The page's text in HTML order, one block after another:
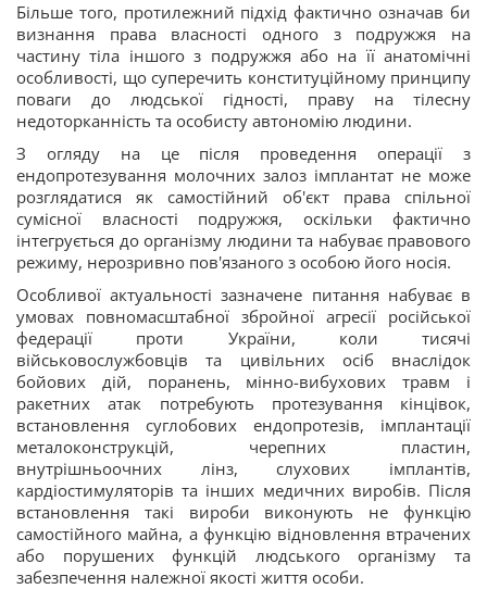
Більше того, протилежний підхід фактично означав би
визнання права власності одного з подружжя на
частину тіла іншого з подружжя або на її анатомічні
особливості, що суперечить конституційному принципу
поваги до людської гідності, праву на тілесну
недоторканність та особисту автономію людини.
З огляду на це після проведення операції з
ендопротезування молочних залоз імплантат не може
розглядатися як самостійний об'єкт права спільної
сумісної власності подружжя, оскільки фактично
інтегрується до організму людини та набуває правового
режиму, нерозривно пов'язаного з особою його носія.
Особливої актуальності зазначене питання набуває в
умовах повномасштабної збройної агресії російської
федерації проти України, коли тисячі
військовослужбовців та цивільних осіб внаслідок
бойових дій, поранень, мінно-вибухових травм і
ракетних атак потребують протезування кінцівок,
встановлення суглобових ендопротезів, імплантації
металоконструкцій, черепних пластин,
внутрішньоочних лінз, слухових імплантів,
кардіостимуляторів та інших медичних виробів. Після
встановлення такі вироби виконують не функцію
самостійного майна, а функцію відновлення втрачених
або порушених функцій людського організму та
забезпечення належної якості життя особи.